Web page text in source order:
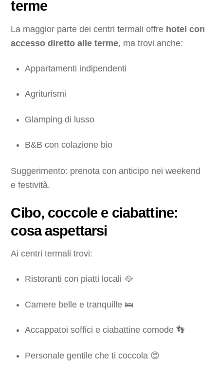
terme
La maggior parte dei centri termali offre hotel con
accesso diretto alle terme, ma trovi anche:
Appartamenti indipendenti
Agriturismi
Glamping di lusso
B&B con colazione bio
Suggerimento: prenota con anticipo nei weekend
e festività.
Cibo, coccole e ciabattine:
cosa aspettarsi
Ai centri termali trovi:
Ristoranti con piatti locali 🥘
Camere belle e tranquille 🛌
Accappatoi soffici e ciabattine comode 👣
Personale gentile che ti coccola 😍